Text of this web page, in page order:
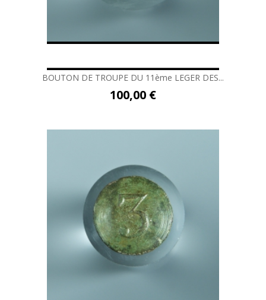
BOUTON DE TROUPE DU 11ème LEGER DES...
100,00 €